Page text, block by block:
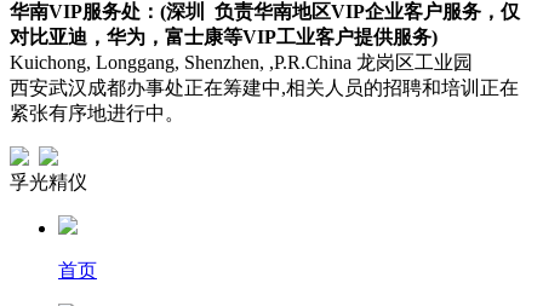
华南VIP服务处：(深圳 负责华南地区VIP企业客户服务，仅
对比亚迪，华为，富士康等VIP工业客户提供服务)
Kuichong, Longgang, Shenzhen, ,P.R.China 龙岗区工业园
西安武汉成都办事处正在筹建中,相关人员的招聘和培训正在
紧张有序地进行中。
孚光精仪
首页